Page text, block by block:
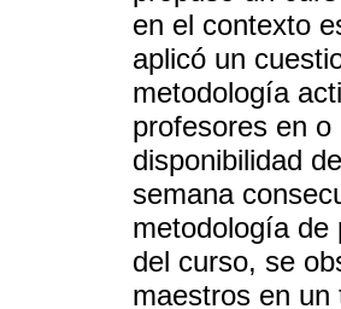
en el contexto
aplicó un
metodología
profesores en
disponibilidad
semana
metodología de
del curso, se
maestros en